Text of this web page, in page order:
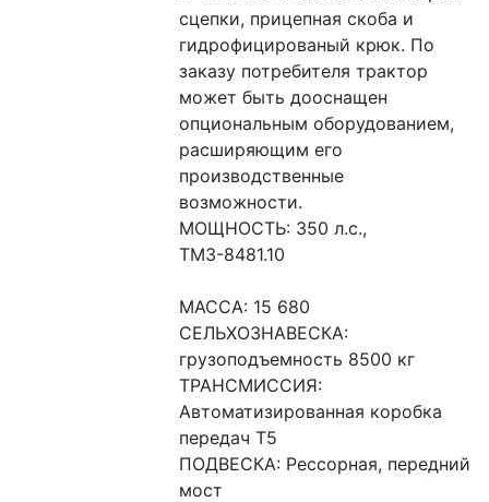
сцепки, прицепная скоба и
гидрофицированый крюк. По
заказу потребителя трактор
может быть дооснащен
опциональным оборудованием,
расширяющим его
производственные
возможности.
МОЩНОСТЬ: 350 л.с.,
ТМЗ-8481.10
МАССА: 15 680
СЕЛЬХОЗНАВЕСКА:
грузоподъемность 8500 кг
ТРАНСМИССИЯ:
Автоматизированная коробка
передач Т5
ПОДВЕСКА: Рессорная, передний
мост